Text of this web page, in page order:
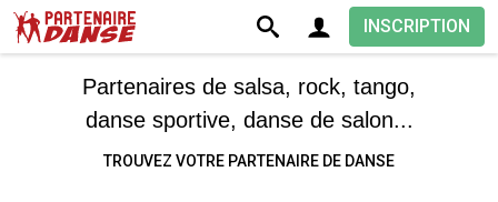
INSCRIPTION
Partenaires de salsa, rock, tango,
danse sportive, danse de salon...
TROUVEZ VOTRE PARTENAIRE DE DANSE